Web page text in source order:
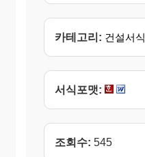
카테고리: 건설서식
서식포맷:
조회수: 545